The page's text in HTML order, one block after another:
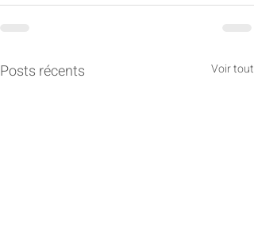
Posts récents Voir tout